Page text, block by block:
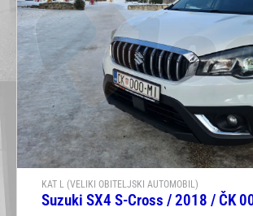
KAT L (VELIKI OBITELJSKI AUTOMOBIL)
Suzuki SX4 S-Cross / 2018 / ČK